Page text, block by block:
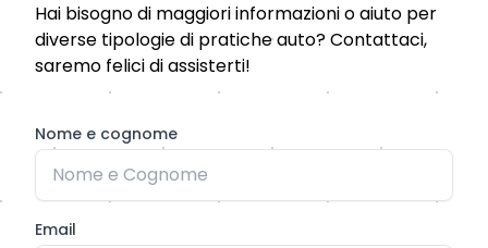
Hai bisogno di maggiori informazioni o aiuto per
diverse tipologie di pratiche auto? Contattaci,
saremo felici di assisterti!
Nome e cognome
Email